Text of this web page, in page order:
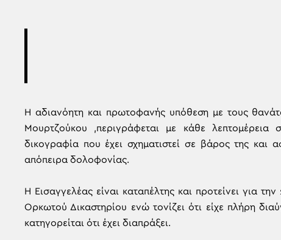
Η αδιανόητη και πρωτοφανής υπόθεση με τους
Μουρτζούκου ,περιγράφεται με κάθε λεπτομέρεια
δικογραφία που έχει σχηματιστεί σε βάρος της
απόπειρα δολοφονίας.
Η Εισαγγελέας είναι καταπέλτης και προτείνει για
Ορκωτού Δικαστηρίου ενώ τονίζει ότι είχε πλήρη
κατηγορείται ότι έχει διαπράξει.